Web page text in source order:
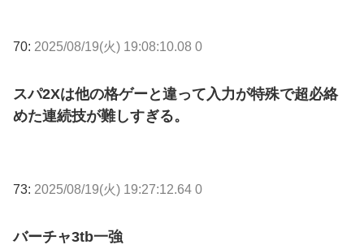
70: 2025/08/19(火) 19:08:10.08 0
スパ2Xは他の格ゲーと違って入力が特殊で超必絡
めた連続技が難しすぎる。
73: 2025/08/19(火) 19:27:12.64 0
バーチャ3tb一強